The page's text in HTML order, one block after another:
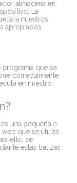
almacena en
La
a nuestros
apropiados
que se
correctamente
en nuestro
una pequeña e
que se utiliza
ello, se
estas balizas